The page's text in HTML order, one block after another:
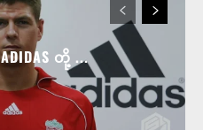
တို့ ...